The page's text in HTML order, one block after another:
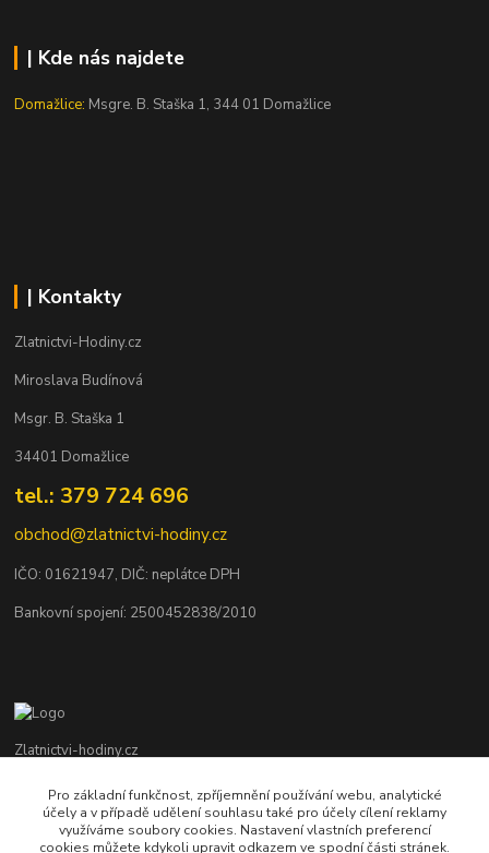
| Kde nás najdete
Domažlice: Msgre. B. Staška 1, 344 01 Domažlice
| Kontakty
Zlatnictvi-Hodiny.cz
Miroslava Budínová
Msgr. B. Staška 1
34401 Domažlice
tel.: 379 724 696
obchod@zlatnictvi-hodiny.cz
IČO: 01621947, DIČ: neplátce DPH
Bankovní spojení: 2500452838/2010
Zlatnictvi-hodiny.cz
+420 379 492 545
Po - Pá: 9,00 - 17,00 hod., So: 9,00 - 11,30 hod.
Pro základní funkčnost, zpříjemnění používání webu, analytické
účely a v případě udělení souhlasu také pro účely cílení reklamy
využíváme soubory cookies. Nastavení vlastních preferencí
cookies můžete kdykoli upravit odkazem ve spodní části stránek.